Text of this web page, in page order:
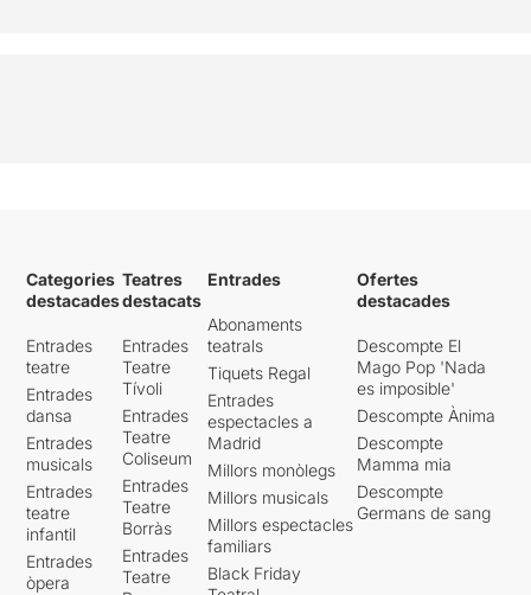
Categories
destacades
Entrades
teatre
Entrades
dansa
Entrades
musicals
Entrades
teatre
infantil
Entrades
òpera
Teatres
destacats
Entrades
Teatre
Tívoli
Entrades
Teatre
Coliseum
Entrades
Teatre
Borràs
Entrades
Teatre
Entrades
Abonaments
teatrals
Tiquets Regal
Entrades
espectacles a
Madrid
Millors monòlegs
Millors musicals
Millors espectacles
familiars
Black Friday
Ofertes
destacades
Descompte El
Mago Pop 'Nada
es imposible'
Descompte Ànima
Descompte
Mamma mia
Descompte
Germans de sang